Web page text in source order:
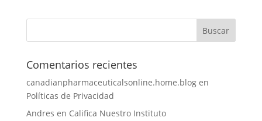
Comentarios recientes
canadianpharmaceuticalsonline.home.blogen
Políticas de Privacidad
Andres en Califica Nuestro Instituto